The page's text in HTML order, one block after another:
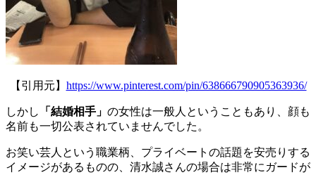
【引用元】 https://www.pinterest.com/pin/638666790905363936/
しかし 「結婚相手」 の女性は一般人ということもあり、顔も
名前も一切公表されていませんでした。
お笑い芸人という職業柄、プライベートの話題を安売りする
イメージがあるものの、清水誠さんの場合は非常にガードが